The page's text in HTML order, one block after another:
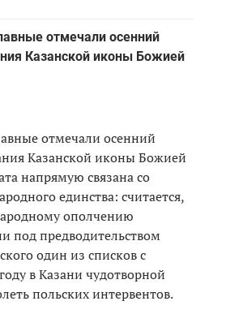
отмечали осенний
Казанской иконы Божией
отмечали осенний
Казанской иконы Божией
напрямую связана со
единства: считается,
ополчению
под предводительством
один из списков с
в Казани чудотворной
польских интервентов.